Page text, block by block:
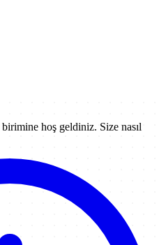
birimine hoş geldiniz. Size nasıl